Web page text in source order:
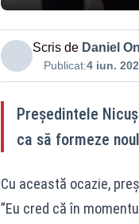
Scris de Daniel
Publicat:4 iun.
Președintele
ca să formeze
Cu această ocazie,
”Eu cred că în